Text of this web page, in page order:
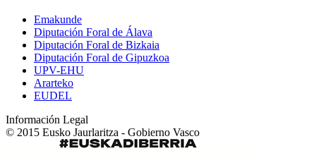
Emakunde
Diputación Foral de Álava
Diputación Foral de Bizkaia
Diputación Foral de Gipuzkoa
UPV-EHU
Ararteko
EUDEL
Información Legal
© 2015 Eusko Jaurlaritza - Gobierno Vasco